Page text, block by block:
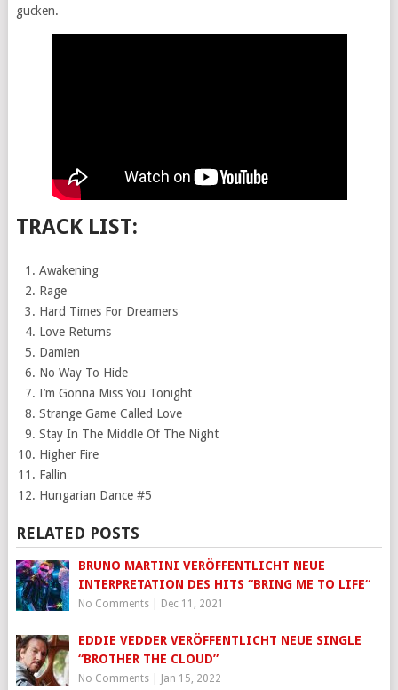
gucken.
TRACK LIST:
Awakening
Rage
Hard Times For Dreamers
Love Returns
Damien
No Way To Hide
I’m Gonna Miss You Tonight
Strange Game Called Love
Stay In The Middle Of The Night
Higher Fire
Fallin
Hungarian Dance #5
RELATED POSTS
BRUNO MARTINI VERÖFFENTLICHT NEUE
INTERPRETATION DES HITS “BRING ME TO LIFE“
No Comments| Dec 11, 2021
EDDIE VEDDER VERÖFFENTLICHT NEUE SINGLE
“BROTHER THE CLOUD”
No Comments| Jan 15, 2022